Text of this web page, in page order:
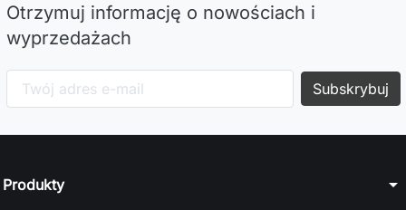
Otrzymuj informację o nowościach i
wyprzedażach
Produkty arrow_drop_down